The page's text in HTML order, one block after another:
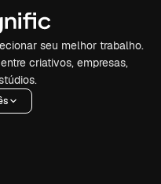
seu melhor trabalho.
criativos, empresas,